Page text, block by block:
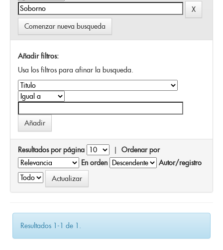
Comenzar nueva busqueda
Añadir filtros:
Usa los filtros para afinar la busqueda.
Resultados por página | Ordenar por
En orden
Autor/registro
Resultados 1-1 de 1.